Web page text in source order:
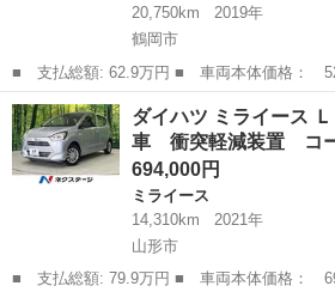
20,750km
2019年
鶴岡市
■ 支払総額: 62.9万円 ■ 車両本体価格： 524,000 円 ■ メーカー
名： ダイハツ ■ 車種名： ミライース
ＡＩＩＩ ４ＷＤ 衝突被害軽減システム
ナー オート...
山形 鶴岡市 ミライース
ダイハツ ミライース
車 衝突軽減装置 コ
694,000円
ミライース
14,310km
2021年
山形市
■ 支払総額: 79.9万円 ■ 車両本体価格： 694,000 円 ■ メーカー